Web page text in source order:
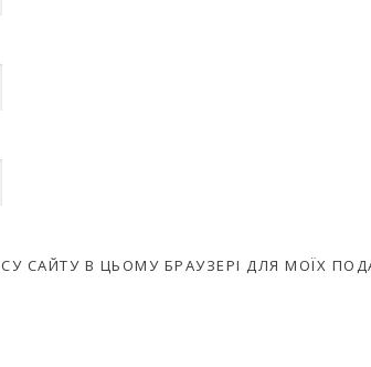
САЙТУ В ЦЬОМУ БРАУЗЕРІ ДЛЯ МОЇХ